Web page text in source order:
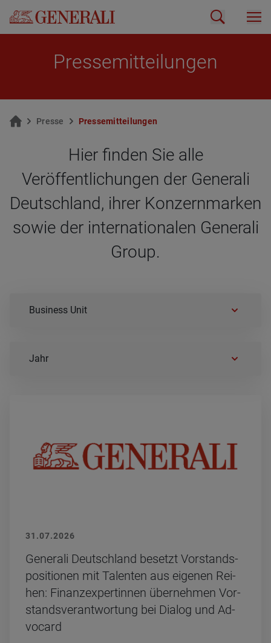
Pres­se­mit­tei­lun­gen
Pres­se Pres­se­mit­tei­lun­gen
Hier finden Sie alle
Veröffentlichungen der Generali
Deutschland, ihrer Konzernmarken
sowie der internationalen Generali
Group.
Business Unit
Jahr
31.07.2026
Ge­ne­ra­li Deutsch­land be­setzt Vor­stands­
po­si­tio­nen mit Ta­len­ten aus ei­ge­nen Rei­
hen: Fi­nanz­ex­per­tin­nen über­neh­men Vor­
stands­ver­ant­wor­tung bei Dia­log und Ad­
vo­card